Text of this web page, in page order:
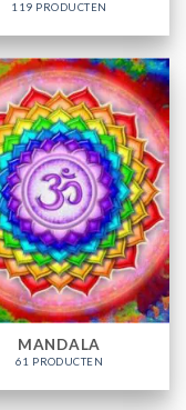
119 PRODUCTEN
MANDALA
61 PRODUCTEN